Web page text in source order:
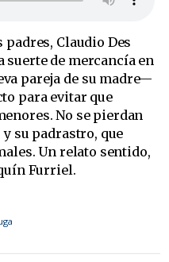
Claudio Des
suerte de mercancía en
pareja de su madre—
para evitar que
No se pierdan
su padrastro, que
Un relato sentido,
Furriel.